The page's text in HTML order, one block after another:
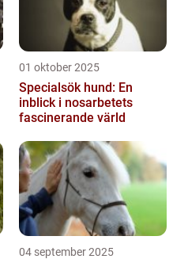
01 oktober 2025
Specialsök hund: En
inblick i nosarbetets
fascinerande värld
04 september 2025